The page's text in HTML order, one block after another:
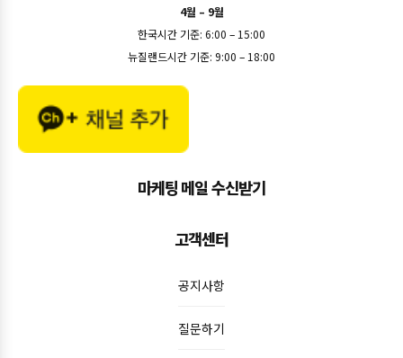
4월 – 9월
한국시간 기준: 6:00 – 15:00
뉴질랜드시간 기준: 9:00 – 18:00
마케팅 메일 수신받기
고객센터
공지사항
질문하기